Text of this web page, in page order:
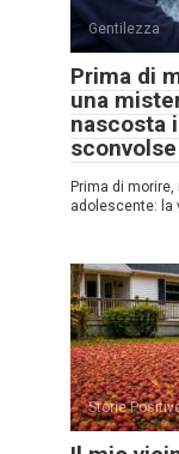
Gentilezza
Prima di
una
nascosta
Prima di
adolescente: la
Storie